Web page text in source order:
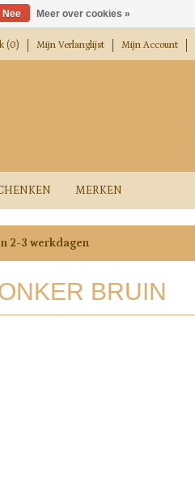
(0) Mijn Verlanglijst Mijn Account
MERKEN
2-3 werkdagen
BRUIN
Nee Meer over cookies »